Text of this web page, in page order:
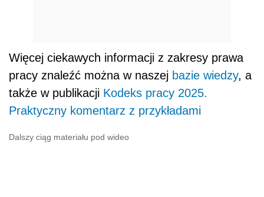
Więcej ciekawych informacji z zakresy prawa
pracy znaleźć można w naszej bazie wiedzy, a
także w publikacji Kodeks pracy 2025.
Praktyczny komentarz z przykładami
Dalszy ciąg materiału pod wideo